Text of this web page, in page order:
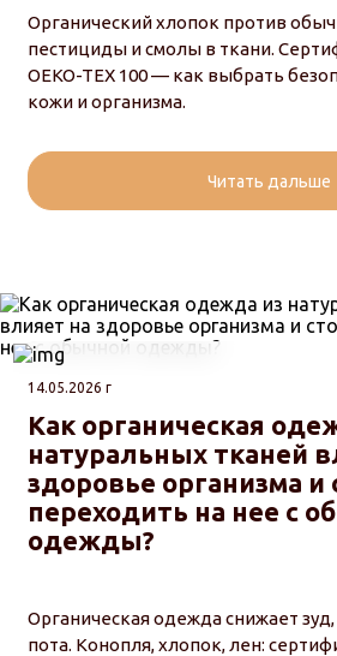
Органический хлопок против
пестициды и смолы в ткани.
OEKO-TEX 100 — как выбрать
кожи и организма.
Читать дальше
14.05.2026 г
Как органическая
натуральных тканей
здоровье организма и
переходить на нее с
одежды?
Органическая одежда снижает зуд,
пота. Конопля, хлопок, лен: